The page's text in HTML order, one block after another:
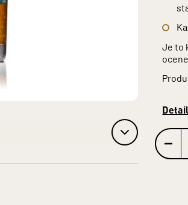
Je to